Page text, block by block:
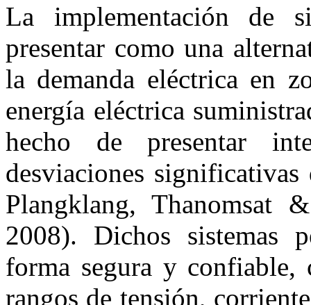
La implementación de
presentar como una
la demanda eléctrica en
energía eléctrica
hecho de presentar
desviaciones
Plangklang, Thanomsat
2008). Dichos sistemas
forma segura y
rangos de tensión,